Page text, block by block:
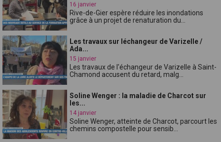
16 janvier
Rive-de-Gier espère réduire les inondations
grâce à un projet de renaturation du...
Les travaux sur léchangeur de Varizelle /
Ada...
15 janvier
Les travaux de l'échangeur de Varizelle à Saint-
Chamond accusent du retard, malg...
Soline Wenger : la maladie de Charcot sur
les...
14 janvier
Soline Wenger, atteinte de Charcot, parcourt les
chemins compostelle pour sensib...